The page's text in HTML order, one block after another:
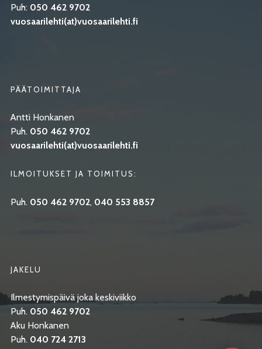
Puh: 050 462 9702
vuosaarilehti(at)vuosaarilehti.fi
PÄÄTOIMITTAJA
Antti Honkanen
Puh. 050 462 9702
vuosaarilehti(at)vuosaarilehti.fi
ILMOITUKSET JA TOIMITUS:
Puh. 050 462 9702, 040 553 8857
JAKELU
Ilmestymispäivä joka keskiviikko
Puh. 050 462 9702
Aku Honkanen
Puh. 040 724 2713